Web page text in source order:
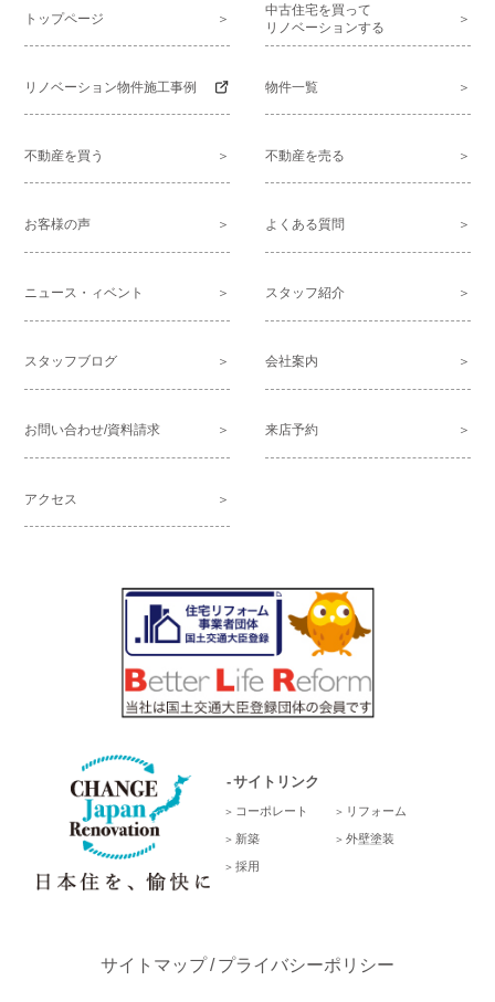
トップページ
中古住宅を買って
リノベーションする
リノベーション物件施工事例 物件一覧
不動産を買う 不動産を売る
お客様の声 よくある質問
ニュース・ィベント スタッフ紹介
スタッフブログ 会社案内
お問い合わせ/資料請求 来店予約
アクセス
サイトリンク
コーポレート リフォーム
新築 外壁塗装
採用
サイトマップ プライバシーポリシー